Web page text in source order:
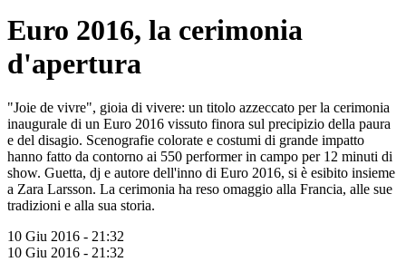
Euro 2016, la cerimonia
d'apertura
"Joie de vivre", gioia di vivere: un titolo azzeccato per la cerimonia
inaugurale di un Euro 2016 vissuto finora sul precipizio della paura
e del disagio. Scenografie colorate e costumi di grande impatto
hanno fatto da contorno ai 550 performer in campo per 12 minuti di
show. Guetta, dj e autore dell'inno di Euro 2016, si è esibito insieme
a Zara Larsson. La cerimonia ha reso omaggio alla Francia, alle sue
tradizioni e alla sua storia.
10 Giu 2016 - 21:32
10 Giu 2016 - 21:32